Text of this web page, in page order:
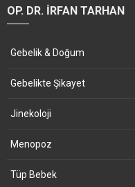
OP. DR. İRFAN TARHAN
Gebelik & Doğum
Gebelikte Şikayet
Jinekoloji
Menopoz
Tüp Bebek